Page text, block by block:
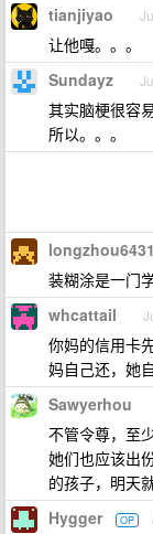
tianjiyao
让他嘎。。。
Sundayz
其实脑梗很容
所以。。。
longzhou6431
装糊涂是一门
whcattail
你妈的信用卡
妈自己还，她
Sawyerhou
不管令尊，至
她们也应该出
的孩子，明天
Hygger OP